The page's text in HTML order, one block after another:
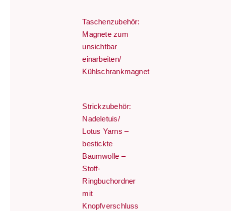
Taschenzubehör:
Magnete zum
unsichtbar
einarbeiten/
Kühlschrankmagnet
Strickzubehör:
Nadeletuis/
Lotus Yarns –
bestickte
Baumwolle –
Stoff-
Ringbuchordner
mit
Knopfverschluss